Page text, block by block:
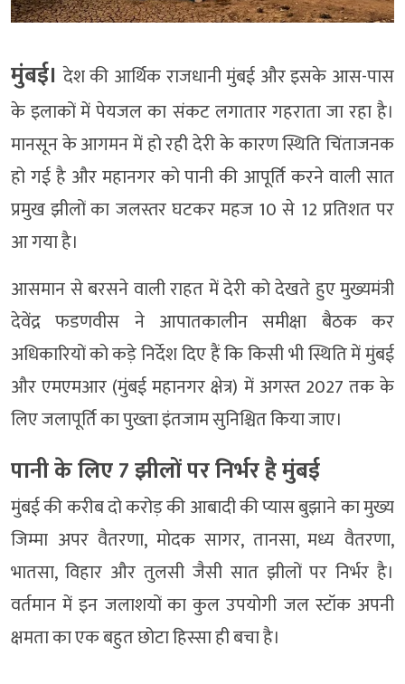
मुंबई। देश की आर्थिक राजधानी मुंबई और इसके आस-पास
के इलाकों में पेयजल का संकट लगातार गहराता जा रहा है।
मानसून के आगमन में हो रही देरी के कारण स्थिति चिंताजनक
हो गई है और महानगर को पानी की आपूर्ति करने वाली सात
प्रमुख झीलों का जलस्तर घटकर महज 10 से 12 प्रतिशत पर
आ गया है।
आसमान से बरसने वाली राहत में देरी को देखते हुए मुख्यमंत्री
देवेंद्र फडणवीस ने आपातकालीन समीक्षा बैठक कर
अधिकारियों को कड़े निर्देश दिए हैं कि किसी भी स्थिति में मुंबई
और एमएमआर (मुंबई महानगर क्षेत्र) में अगस्त 2027 तक के
लिए जलापूर्ति का पुख्ता इंतजाम सुनिश्चित किया जाए।
पानी के लिए 7 झीलों पर निर्भर है मुंबई
मुंबई की करीब दो करोड़ की आबादी की प्यास बुझाने का मुख्य
जिम्मा अपर वैतरणा, मोदक सागर, तानसा, मध्य वैतरणा,
भातसा, विहार और तुलसी जैसी सात झीलों पर निर्भर है।
वर्तमान में इन जलाशयों का कुल उपयोगी जल स्टॉक अपनी
क्षमता का एक बहुत छोटा हिस्सा ही बचा है।